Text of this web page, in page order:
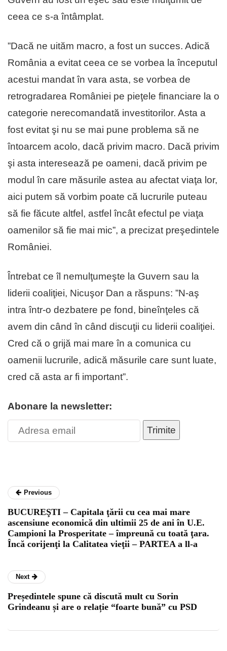
ceea ce s-a întâmplat.
”Dacă ne uităm macro, a fost un succes. Adică
România a evitat ceea ce se vorbea la începutul
acestui mandat în vara asta, se vorbea de
retrogradarea României pe pieţele financiare la o
categorie nerecomandată investitorilor. Asta a
fost evitat şi nu se mai pune problema să ne
întoarcem acolo, dacă privim macro. Dacă privim
şi asta interesează pe oameni, dacă privim pe
modul în care măsurile astea au afectat viaţa lor,
aici putem să vorbim poate că lucrurile puteau
să fie făcute altfel, astfel încât efectul pe viaţa
oamenilor să fie mai mic”, a precizat preşedintele
României.
Întrebat ce îl nemulţumeşte la Guvern sau la
liderii coaliţiei, Nicuşor Dan a răspuns: ”N-aş
intra într-o dezbatere pe fond, bineînţeles că
avem din când în când discuţii cu liderii coaliţiei.
Cred că o grijă mai mare în a comunica cu
oamenii lucrurile, adică măsurile care sunt luate,
cred că asta ar fi important”.
Abonare la newsletter:
Trimite
Previous
BUCUREŞTI – Capitala ţării cu cea mai mare
ascensiune economică din ultimii 25 de ani în U.E.
Campioni la Prosperitate – împreună cu toată ţara.
Încă corijenţi la Calitatea vieţii – PARTEA a ll-a
Next
Președintele spune că discută mult cu Sorin
Grindeanu și are o relație “foarte bună” cu PSD